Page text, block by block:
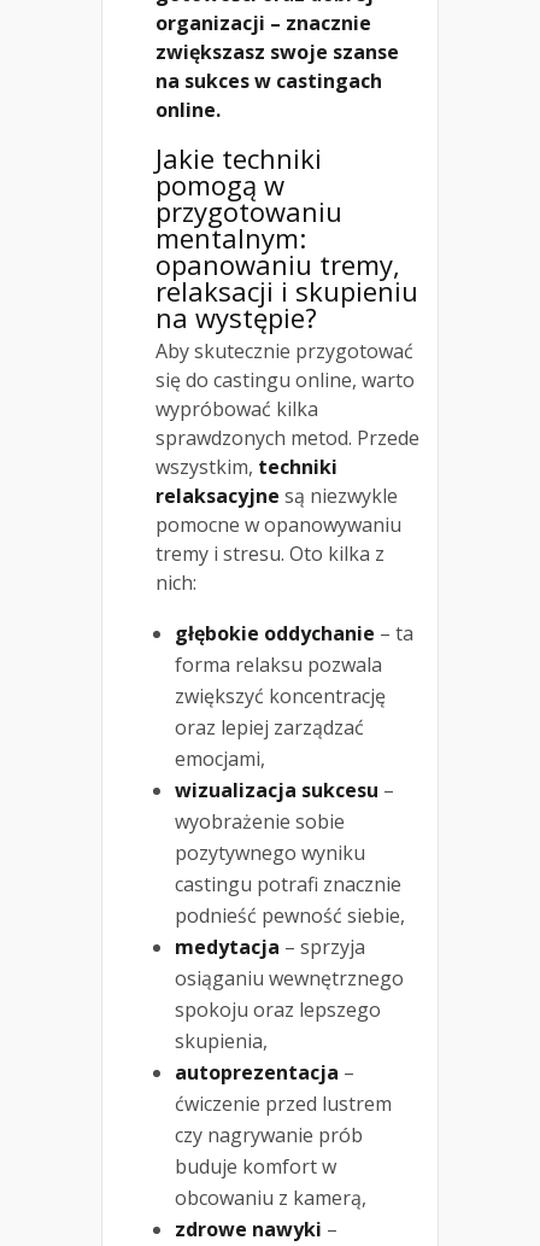
organizacji – znacznie
zwiększasz swoje szanse
na sukces w castingach
online.
Jakie techniki
pomogą w
przygotowaniu
mentalnym:
opanowaniu tremy,
relaksacji i skupieniu
na występie?
Aby skutecznie przygotować
się do castingu online, warto
wypróbować kilka
sprawdzonych metod. Przede
wszystkim, techniki
relaksacyjne są niezwykle
pomocne w opanowywaniu
tremy i stresu. Oto kilka z
nich:
głębokie oddychanie – ta
forma relaksu pozwala
zwiększyć koncentrację
oraz lepiej zarządzać
emocjami,
wizualizacja sukcesu –
wyobrażenie sobie
pozytywnego wyniku
castingu potrafi znacznie
podnieść pewność siebie,
medytacja – sprzyja
osiąganiu wewnętrznego
spokoju oraz lepszego
skupienia,
autoprezentacja –
ćwiczenie przed lustrem
czy nagrywanie prób
buduje komfort w
obcowaniu z kamerą,
zdrowe nawyki –